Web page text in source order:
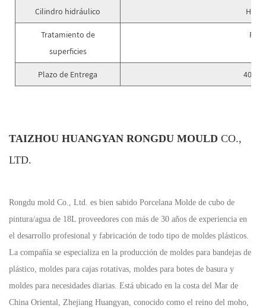
Cilindro hidráulico
Tratamiento de
superficies
Plazo de Entrega 40
TAIZHOU HUANGYAN RONGDU MOULD CO.,
LTD.
Rongdu mold Co., Ltd. es bien sabido Porcelana Molde de cubo de
pintura/agua de 18L proveedores con más de 30 años de experiencia en
el desarrollo profesional y fabricación de todo tipo de moldes plásticos.
La compañía se especializa en la producción de moldes para bandejas de
plástico, moldes para cajas rotativas, moldes para botes de basura y
moldes para necesidades diarias. Está ubicado en la costa del Mar de
China Oriental, Zhejiang Huangyan, conocido como el reino del moho,